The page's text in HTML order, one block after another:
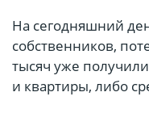
На сегодняшний
собственников,
тысяч уже
и квартиры, либо